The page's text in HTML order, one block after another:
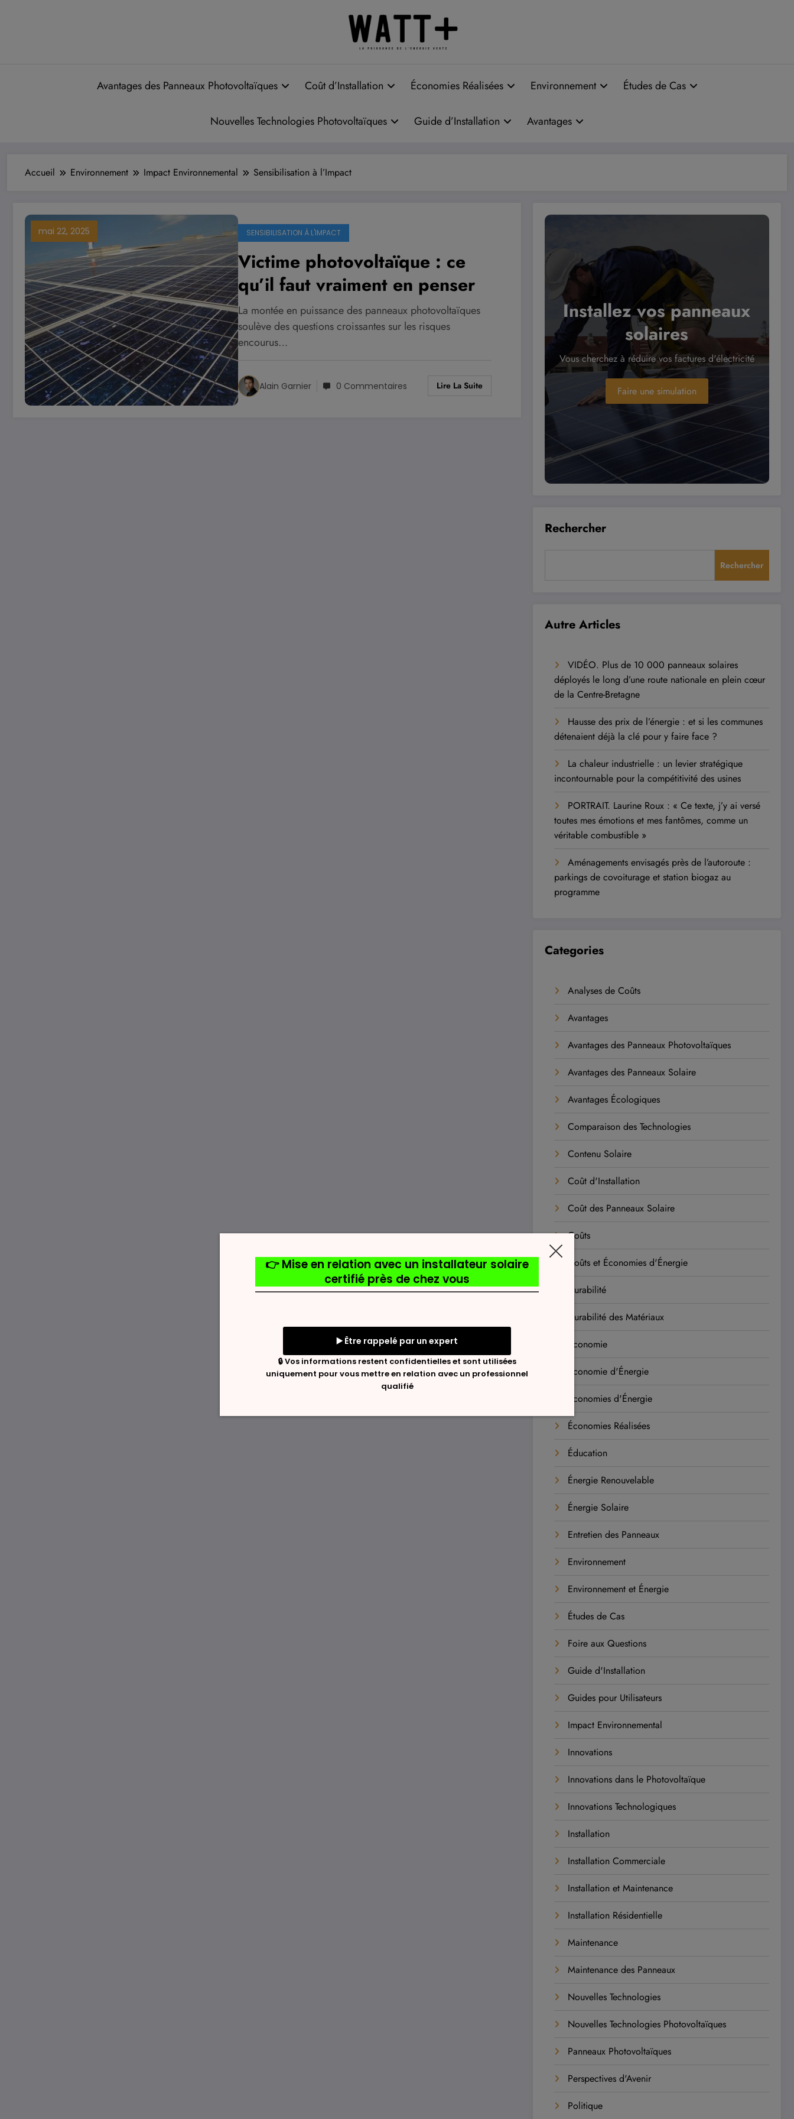
Avantages des Panneaux Photovoltaïques Coût d’Installation Économies Réalisées Environnement Études de Cas
Nouvelles Technologies Photovoltaïques Guide d’Installation Avantages
Accueil Environnement Impact Environnemental Sensibilisation à l’Impact
mai 22, 2025 SENSIBILISATION À L'IMPACT
Victime photovoltaïque : ce
qu’il faut vraiment en penser
La montée en puissance des panneaux photovoltaïques
soulève des questions croissantes sur les risques
encourus…
Alain Garnier 0 Commentaires Lire La Suite
Installez vos panneaux
solaires
Vous cherchez à réduire vos factures d'électricité
Faire une simulation
Rechercher
Rechercher
Autre Articles
VIDÉO. Plus de 10 000 panneaux solaires
déployés le long d’une route nationale en plein cœur
de la Centre-Bretagne
Hausse des prix de l’énergie : et si les communes
détenaient déjà la clé pour y faire face ?
La chaleur industrielle : un levier stratégique
incontournable pour la compétitivité des usines
PORTRAIT. Laurine Roux : « Ce texte, j’y ai versé
toutes mes émotions et mes fantômes, comme un
véritable combustible »
Aménagements envisagés près de l’autoroute :
parkings de covoiturage et station biogaz au
programme
Categories
Analyses de Coûts
Avantages
Avantages des Panneaux Photovoltaïques
Avantages des Panneaux Solaire
Avantages Écologiques
Comparaison des Technologies
Contenu Solaire
Coût d'Installation
Coût des Panneaux Solaire
Coûts
Coûts et Économies d'Énergie
Durabilité
Durabilité des Matériaux
Économie
Économie d'Énergie
Économies d'Énergie
Économies Réalisées
Éducation
Énergie Renouvelable
Énergie Solaire
Entretien des Panneaux
Environnement
Environnement et Énergie
Études de Cas
Foire aux Questions
Guide d'Installation
Guides pour Utilisateurs
Impact Environnemental
Innovations
Innovations dans le Photovoltaïque
Innovations Technologiques
Installation
Installation Commerciale
Installation et Maintenance
Installation Résidentielle
Maintenance
Maintenance des Panneaux
Nouvelles Technologies
Nouvelles Technologies Photovoltaïques
Panneaux Photovoltaïques
Perspectives d'Avenir
Politique
Recevez votre devis gratuit pour installer des panneaux photovoltaïque